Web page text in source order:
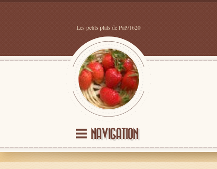
Les petits plats de Pat91620
NAVIGATION